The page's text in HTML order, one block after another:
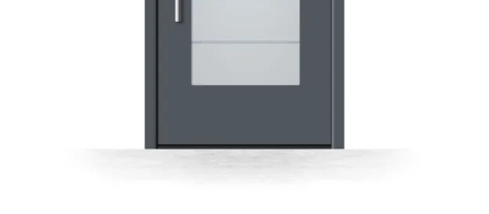
Zäune & Tore